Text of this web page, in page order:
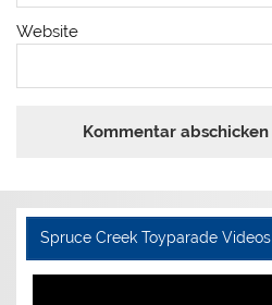
Website
Spruce Creek Toyparade Videos